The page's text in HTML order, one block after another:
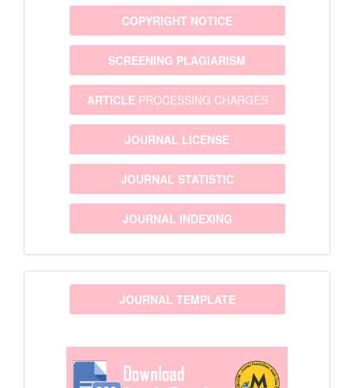
COPYRIGHT NOTICE
SCREENING PLAGIARISM
ARTICLEPROCESSING CHARGES
JOURNAL LICENSE
JOURNAL STATISTIC
JOURNAL INDEXING
templateJOURNAL TEMPLATE